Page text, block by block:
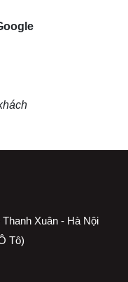
Xuân - Hà Nội
Tô)